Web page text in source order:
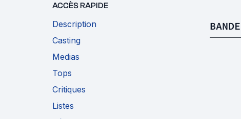
ACCÈS RAPIDE
Description
Casting
Medias
Tops
Critiques
Listes